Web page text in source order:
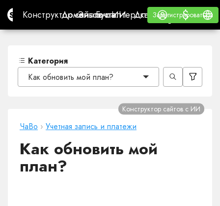
Site.proКонструктор сайтов с ИИ
Конструктор сайтов с ИИ
Домены
ДоменыЭл. почта
Эл. почта
Бухгалтерская программа
Бухгалтерская программа
Для
Для Реселлеров
ВАЙТ ЛЕЙБЛ
Обучение
Обучение
Зарегистрироваться
Зарегистрироваться
Войти $
$
Категория
Как обновить мой план?
ЧаВо › Учетная запись и платежи
Конструктор сайтов с ИИ
Как обновить мой
план?